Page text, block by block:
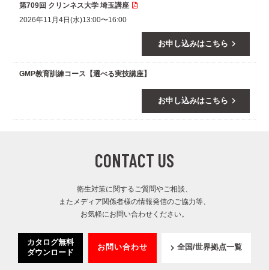
第709回 クリンネス大学 埼玉講座
2026年11月4日(水)13:00〜16:00
お申し込みはこちら keyboard_arrow_right
GMP教育訓練コース【選べる実技講座】
お申し込みはこちら keyboard_arrow_right
CONTACT US
衛生対策に関するご質問やご相談、
またメディア関係者様の情報発信のご協力等、
お気軽にお問い合わせください。
カタログ無料
ダウンロード
お問い合わせ 全国/世界拠点一覧